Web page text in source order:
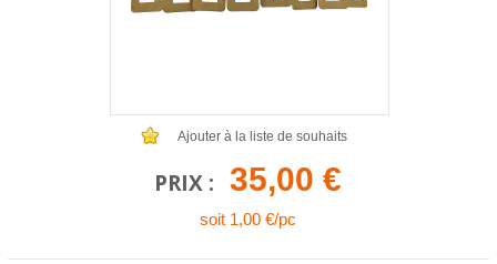
Ajouter à la liste de souhaits
PRIX : 35,00 €
soit 1,00 €/pc